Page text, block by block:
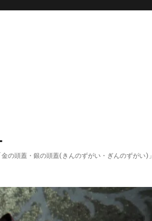
の頭蓋・銀の頭蓋(きんのずがい・ぎんのずがい)」